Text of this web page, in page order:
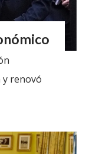
y renovó